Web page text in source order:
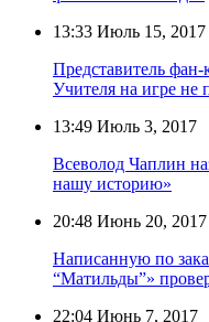
13:33 Июль 15, 2017
Представитель
Учителя на игре не
13:49 Июль 3, 2017
Всеволод Чаплин
нашу историю»
20:48 Июнь 20, 2017
Написанную по
“Матильды”»
22:04 Июнь 7, 2017